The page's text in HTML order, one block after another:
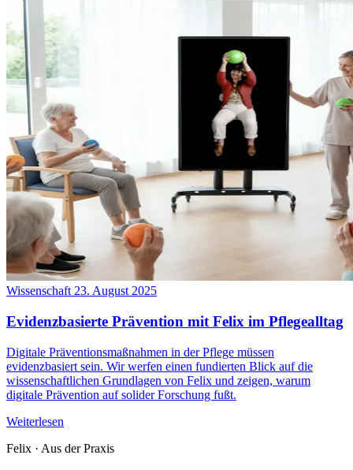
Wissenschaft23. August 2025
Evidenzbasierte Prävention mit Felix im Pflegealltag
Digitale Präventionsmaßnahmen in der Pflege müssen
evidenzbasiert sein. Wir werfen einen fundierten Blick auf die
wissenschaftlichen Grundlagen von Felix und zeigen, warum
digitale Prävention auf solider Forschung fußt.
Weiterlesen
Felix · Aus der Praxis